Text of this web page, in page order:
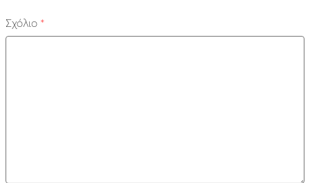
Σχόλιο *